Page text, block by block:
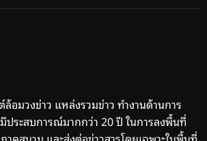
ล้อมวงข่าว แหล่งรวมข่าว ทำงานด้านการ
ประสบการณ์มากกว่า 20 ปี ในการลงพื้นที่